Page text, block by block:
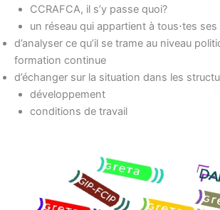
CCRAFCA, il s’y passe quoi?
un réseau qui appartient à tous⋅tes ses
d’analyser ce qu’il se trame au niveau
formation continue
d’échanger sur la situation dans les
développement
conditions de travail